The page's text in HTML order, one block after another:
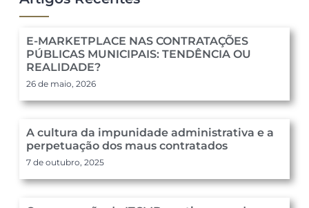
E-MARKETPLACE NAS CONTRATAÇÕES
PÚBLICAS MUNICIPAIS: TENDÊNCIA OU
REALIDADE?
26 de maio, 2026
A cultura da impunidade administrativa e a
perpetuação dos maus contratados
7 de outubro, 2025